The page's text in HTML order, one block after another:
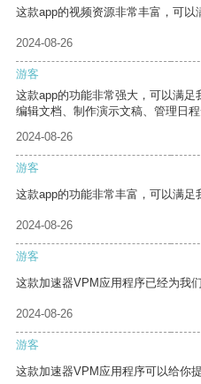
这款app的视频资源非常丰富，可以
2024-08-26
游客
这款app的功能非常强大，可以满
编辑文档、制作演示文稿、管理日程
2024-08-26
游客
这款app的功能非常丰富，可以满足
2024-08-26
游客
这款加速器VPM应用程序已经为我
2024-08-26
游客
这款加速器VPM应用程序可以给你